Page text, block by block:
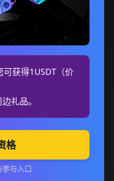
获得1USDT（价
礼品。
格
与入口